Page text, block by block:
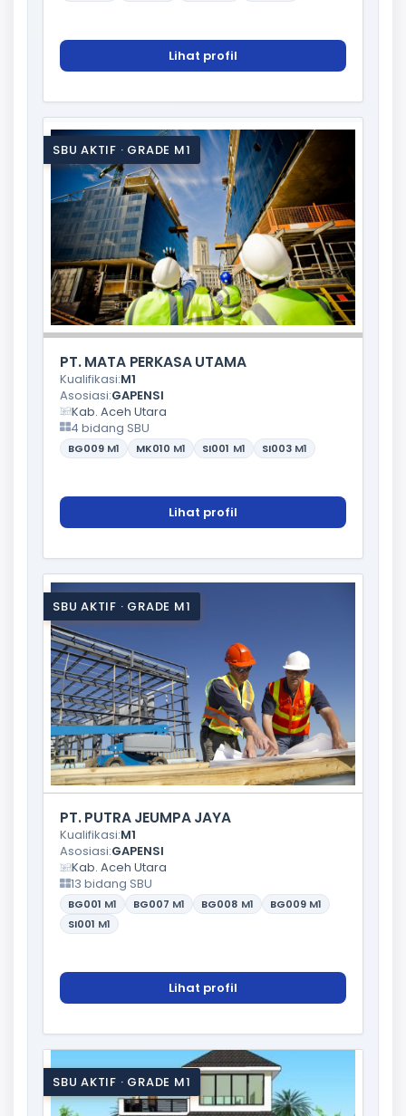
Lihat profil
SBU AKTIF · GRADE M1
PT. MATA PERKASA UTAMA
Kualifikasi:M1
Asosiasi:GAPENSI
Kab. Aceh Utara
4 bidang SBU
BG009 M1 MK010 M1 SI001 M1 SI003 M1
Lihat profil
SBU AKTIF · GRADE M1
PT. PUTRA JEUMPA JAYA
Kualifikasi:M1
Asosiasi:GAPENSI
Kab. Aceh Utara
13 bidang SBU
BG001 M1 BG007 M1 BG008 M1 BG009 M1
SI001 M1
Lihat profil
SBU AKTIF · GRADE M1